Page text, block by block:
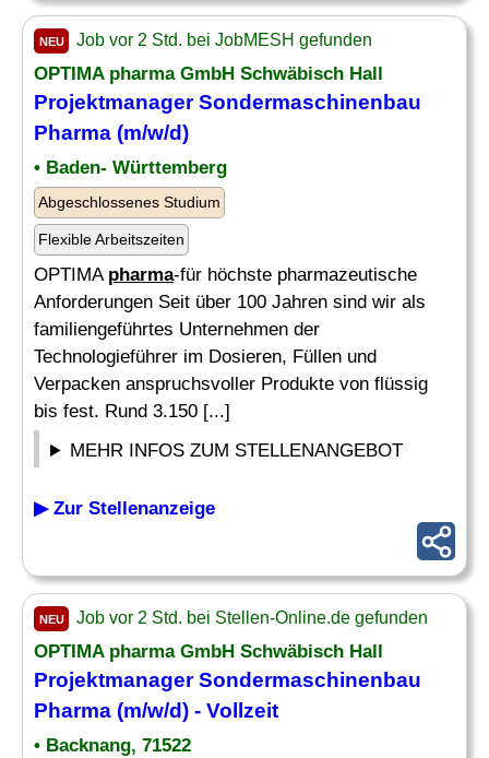
NEU Job vor 2 Std. bei JobMESH gefunden
OPTIMA pharmaGmbH Schwäbisch Hall
Projektmanager Sondermaschinenbau
Pharma (m/w/d)
• Baden- Württemberg
Abgeschlossenes Studium
Flexible Arbeitszeiten
OPTIMA pharma-für höchste pharmazeutische
Anforderungen Seit über 100 Jahren sind wir als
familiengeführtes Unternehmen der
Technologieführer im Dosieren, Füllen und
Verpacken anspruchsvoller Produkte von flüssig
bis fest. Rund 3.150 [...]
MEHR INFOS ZUM STELLENANGEBOT
▶ Zur Stellenanzeige
NEU Job vor 2 Std. bei Stellen-Online.de gefunden
OPTIMA pharmaGmbH Schwäbisch Hall
Projektmanager Sondermaschinenbau
Pharma (m/w/d) - Vollzeit
• Backnang, 71522